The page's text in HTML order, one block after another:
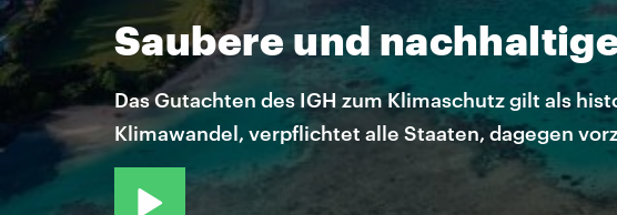
Saubere und
Das Gutachten des IGH zum Klimaschutz gilt als
Klimawandel, verpflichtet alle Staaten, dagegen